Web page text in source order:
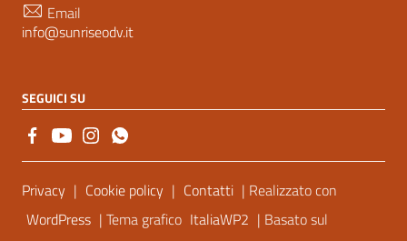
Email
info@sunriseodv.it
SEGUICI SU
Sezione Link Utili
Privacy | Cookie policy | Contatti | Realizzato con
WordPress | Tema grafico ItaliaWP2 | Basato sul